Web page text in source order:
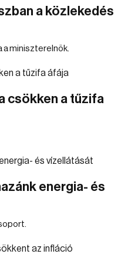
a közlekedés
a miniszterelnök.
csökken a tűzifa
energia- és